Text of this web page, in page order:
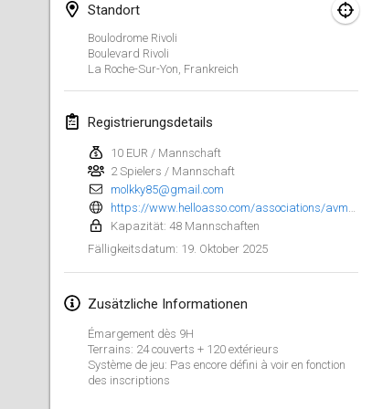
Standort
Boulodrome Rivoli
Boulevard Rivoli
La Roche-Sur-Yon Frankreich
Registrierungsdetails
10 EUR / Mannschaft
2 Spielers / Mannschaft
molkky85@gmail.com
Kapazität: 48 Mannschaften
Fälligkeitsdatum: 19. Oktober 2025
Zusätzliche Informationen
Émargement dès 9H
Terrains: 24 couverts + 120 extérieurs
Système de jeu: Pas encore défini à voir en fonction
des inscriptions
Februar 2025
US Mölkky Winter
7. Feb. 2025 | Vereinigte Staaten
Open des vendanges tardives
8. Feb. 2025|Frankreich
Indoor de la CASAS
15. Feb. 2025|Frankreich
15. Feb. 2025|Finnland
Warm-up EM Indoor
28. Feb. 2025